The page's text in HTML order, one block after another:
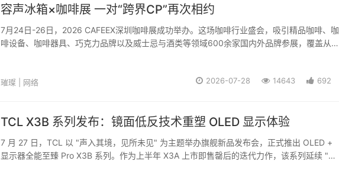
容声冰箱×咖啡展 一对“跨界CP”再次相约
7月24日-26日，2026 CAFEEX深圳咖啡展成功举办。这场咖啡行业盛会，吸引精品咖啡、咖
啡设备、咖啡器具、巧克力品牌以及威士忌与酒类等领域600余家国内外品牌参展，覆盖从生
璀璨 | 网络 2026-07-28 14643 692
TCL X3B 系列发布：镜面低反技术重塑 OLED 显示体验
7 月 27 日，TCL 以 "声入其境，见所未见" 为主题举办旗舰新品发布会，正式推出 OLED +
显示器全能至臻 Pro X3B 系列。作为上半年 X3A 上市即售罄后的迭代力作，该系列延续 "听